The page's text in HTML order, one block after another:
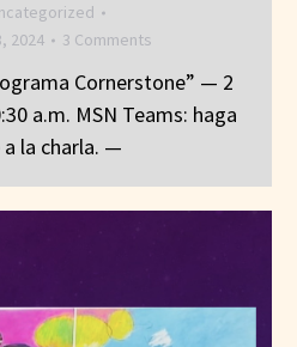
2024 3 Comments
Cornerstone” — 2
a.m. MSN Teams: haga
a la charla. —